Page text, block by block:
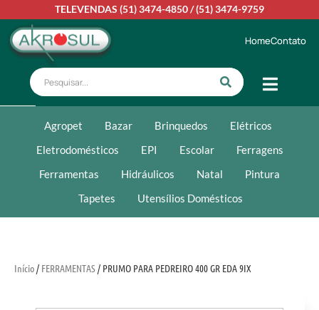
TELEVENDAS (51) 3474-4850/(51) 3474-9759
HomeContato
Agropet Bazar Brinquedos
Elétricos
Eletrodomésticos
EPI Escolar
Ferragens
Ferramentas
Hidráulicos Natal
Pintura
Tapetes
Utensílios Domésticos
Início/ FERRAMENTAS/ PRUMO PARA PEDREIRO 400 GR EDA 9IX